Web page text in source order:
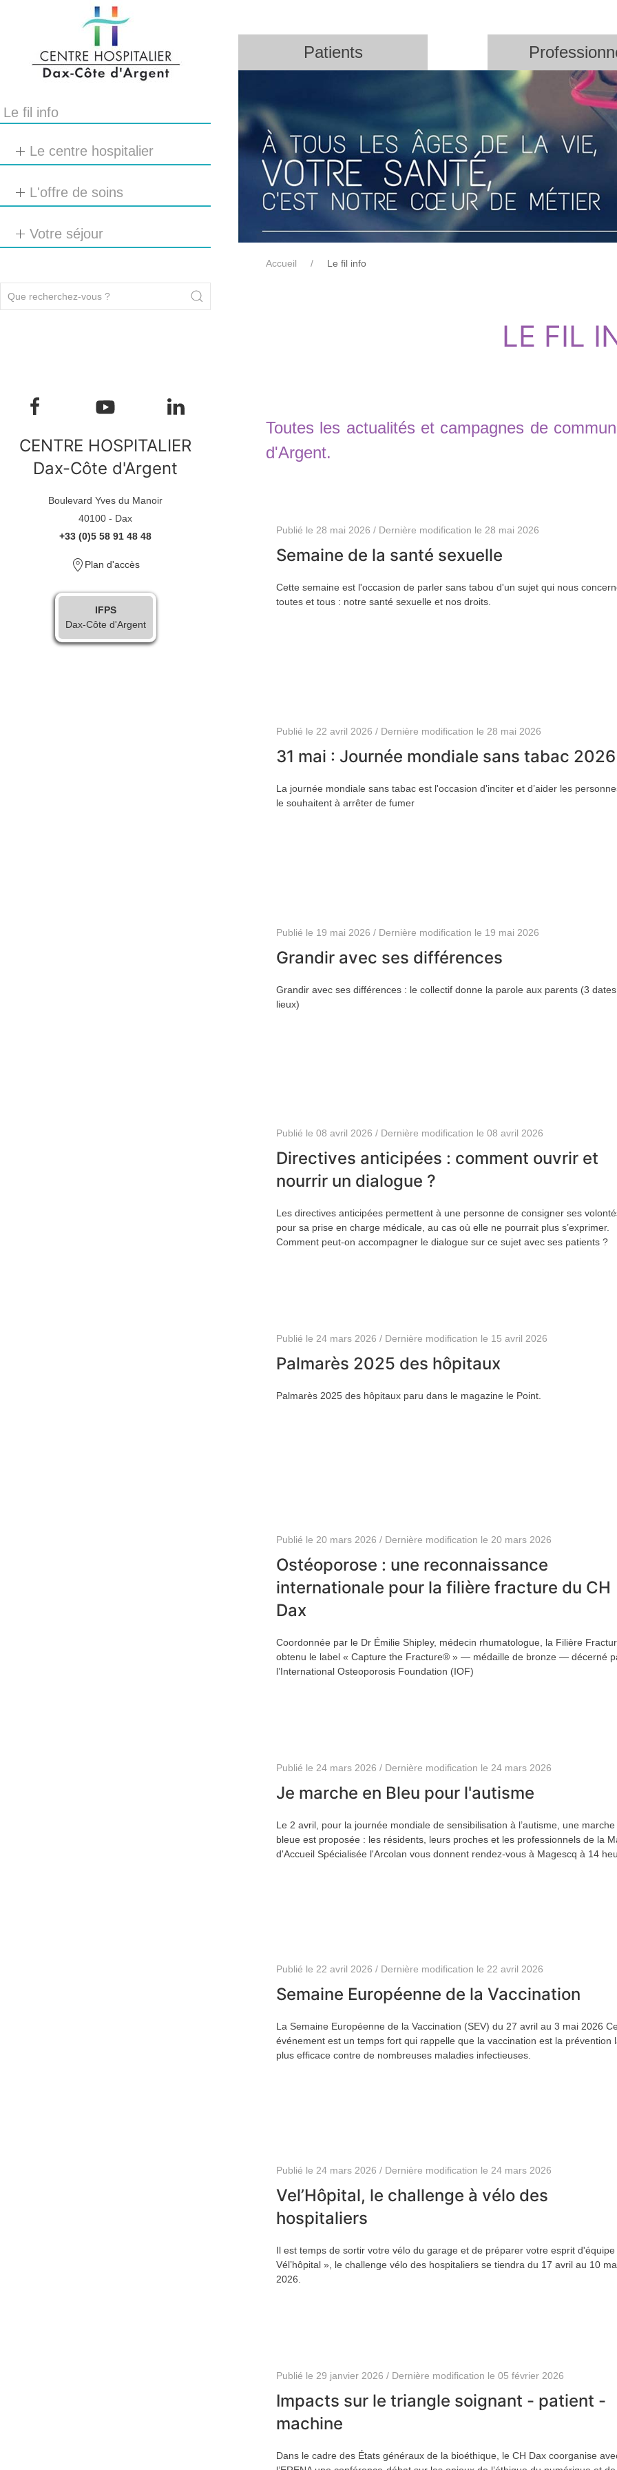
Le fil info
Le centre hospitalier
L'offre de soins
Votre séjour
CENTRE HOSPITALIER
Dax-Côte d'Argent
Boulevard Yves du Manoir
40100 - Dax
+33 (0)5 58 91 48 48
Plan d'accès
IFPS
Dax-Côte d'Argent
Patients
Accueil Le fil info
LE FIL
Toutes les actualités et campagnes de
d'Argent.
Publié le 28 mai 2026 / Dernière modification le 28 mai 2026
Semaine de la santé sexuelle
Cette semaine est l'occasion de parler sans tabou d'un sujet qui nous
toutes et tous : notre santé sexuelle et nos droits.
Publié le 22 avril 2026 / Dernière modification le 28 mai 2026
31 mai : Journée mondiale sans tabac 2026
La journée mondiale sans tabac est l'occasion d'inciter et d’aider les
le souhaitent à arrêter de fumer
Publié le 19 mai 2026 / Dernière modification le 19 mai 2026
Grandir avec ses différences
Grandir avec ses différences : le collectif donne la parole aux parents (3
lieux)
Publié le 08 avril 2026 / Dernière modification le 08 avril 2026
Directives anticipées : comment ouvrir et
nourrir un dialogue ?
Les directives anticipées permettent à une personne de consigner ses
pour sa prise en charge médicale, au cas où elle ne pourrait plus s’exprimer.
Comment peut-on accompagner le dialogue sur ce sujet avec ses patients ?
Publié le 24 mars 2026 / Dernière modification le 15 avril 2026
Palmarès 2025 des hôpitaux
Palmarès 2025 des hôpitaux paru dans le magazine le Point.
Publié le 20 mars 2026 / Dernière modification le 20 mars 2026
Ostéoporose : une reconnaissance
internationale pour la filière fracture du CH
Dax
Coordonnée par le Dr Émilie Shipley, médecin rhumatologue, la Filière
obtenu le label « Capture the Fracture® » — médaille de bronze — décerné
l’International Osteoporosis Foundation (IOF)
Publié le 24 mars 2026 / Dernière modification le 24 mars 2026
Je marche en Bleu pour l'autisme
Le 2 avril, pour la journée mondiale de sensibilisation à l’autisme, une marche
bleue est proposée : les résidents, leurs proches et les professionnels de la
d'Accueil Spécialisée l'Arcolan vous donnent rendez-vous à Magescq à 14
Publié le 22 avril 2026 / Dernière modification le 22 avril 2026
Semaine Européenne de la Vaccination
La Semaine Européenne de la Vaccination (SEV) du 27 avril au 3 mai 2026
événement est un temps fort qui rappelle que la vaccination est la prévention
plus efficace contre de nombreuses maladies infectieuses.
Publié le 24 mars 2026 / Dernière modification le 24 mars 2026
Vel’Hôpital, le challenge à vélo des
hospitaliers
Il est temps de sortir votre vélo du garage et de préparer votre esprit d'équipe
Vél’hôpital », le challenge vélo des hospitaliers se tiendra du 17 avril au 10
2026.
Publié le 29 janvier 2026 / Dernière modification le 05 février 2026
Impacts sur le triangle soignant - patient -
machine
Dans le cadre des États généraux de la bioéthique, le CH Dax coorganise